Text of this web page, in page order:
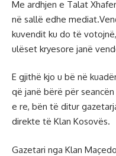
Me ardhjen e Talat
në sallë edhe
kuvendit ku do të
ulëset kryesore janë
E gjithë kjo u bë në
që janë bërë për
e re, bën të ditur
direkte të Klan Kosovës.
Gazetari nga Klan